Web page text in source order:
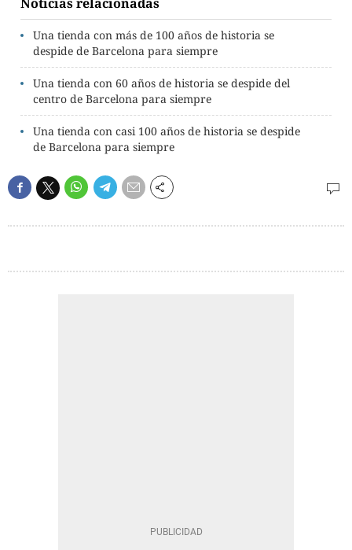
Una tienda con más de 100 años de historia se
despide de Barcelona para siempre
Una tienda con 60 años de historia se despide del
centro de Barcelona para siempre
Una tienda con casi 100 años de historia se despide
de Barcelona para siempre